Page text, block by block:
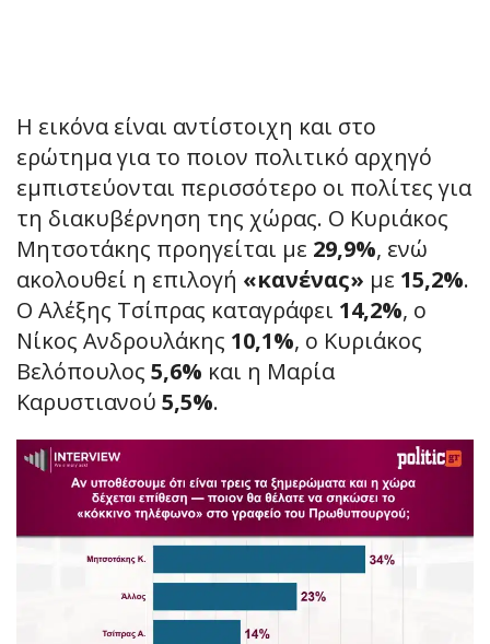
Η εικόνα είναι αντίστοιχη και στο
ερώτημα για το ποιον πολιτικό αρχηγό
εμπιστεύονται περισσότερο οι πολίτες για
τη διακυβέρνηση της χώρας. Ο Κυριάκος
Μητσοτάκης προηγείται με 29,9%, ενώ
ακολουθεί η επιλογή «κανένας» με 15,2%.
Ο Αλέξης Τσίπρας καταγράφει 14,2%, ο
Νίκος Ανδρουλάκης 10,1%, ο Κυριάκος
Βελόπουλος 5,6% και η Μαρία
Καρυστιανού 5,5%.